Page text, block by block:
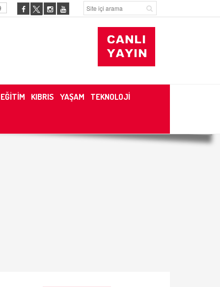
EĞİTİM KIBRIS YAŞAM TEKNOLOJİ